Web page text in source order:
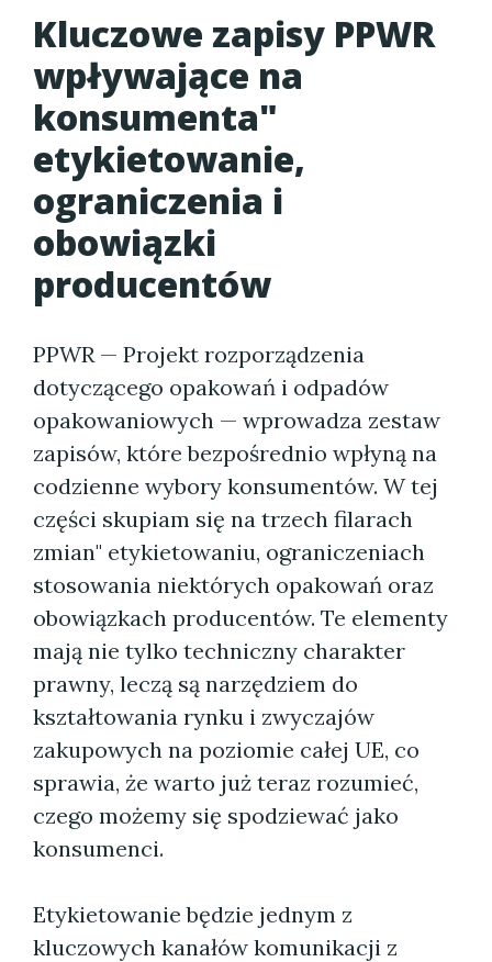
Kluczowe zapisy PPWR
wpływające na
konsumenta"
etykietowanie,
ograniczenia i
obowiązki
producentów
PPWR — Projekt rozporządzenia
dotyczącego opakowań i odpadów
opakowaniowych — wprowadza zestaw
zapisów, które bezpośrednio wpłyną na
codzienne wybory konsumentów. W tej
części skupiam się na trzech filarach
zmian" etykietowaniu, ograniczeniach
stosowania niektórych opakowań oraz
obowiązkach producentów. Te elementy
mają nie tylko techniczny charakter
prawny, leczą są narzędziem do
kształtowania rynku i zwyczajów
zakupowych na poziomie całej UE, co
sprawia, że warto już teraz rozumieć,
czego możemy się spodziewać jako
konsumenci.
Etykietowanie będzie jednym z
kluczowych kanałów komunikacji z